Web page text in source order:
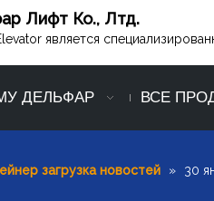
Лифт Ко., Лтд.
является
ДЕЛЬФАР ВСЕ
загрузка новостей » 30